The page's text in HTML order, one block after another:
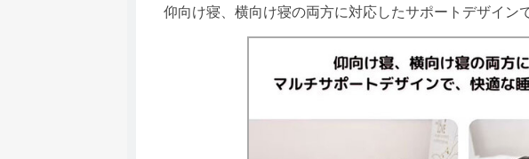
仰向け寝、横向け寝の両方に対応したサポートデザイン